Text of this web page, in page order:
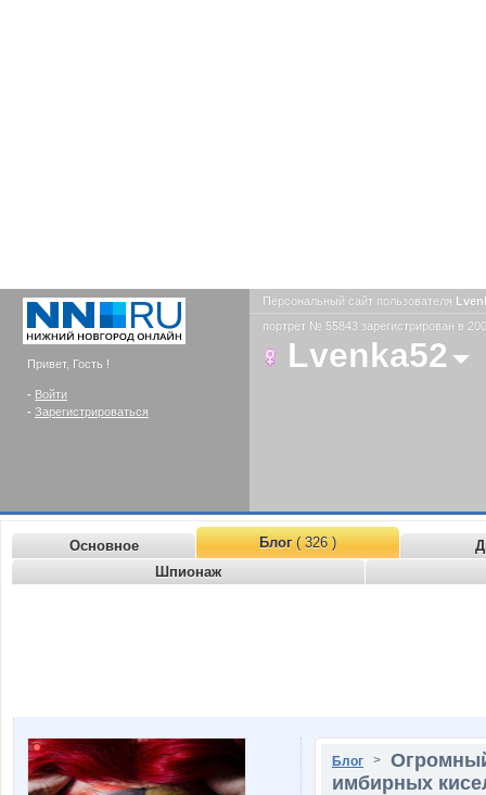
Привет, Гость !
- Войти
- Зарегистрироваться
Персональный сайт пользователя
портрет № 55843 зарегистрирован в
Lvenka52
Основное Блог( 326 )
Шпионаж
Блог >
имбирных